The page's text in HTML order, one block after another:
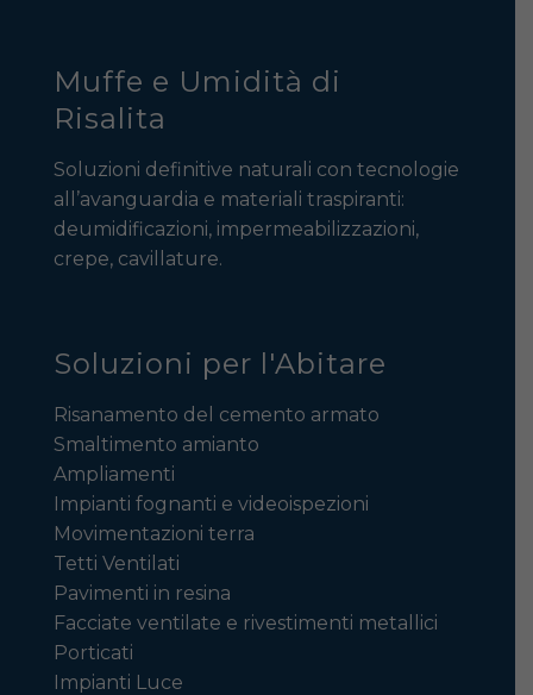
Muffe e Umidità di
Risalita
Soluzioni definitive naturali con tecnologie
all’avanguardia e materiali traspiranti:
deumidificazioni, impermeabilizzazioni,
crepe, cavillature.
Soluzioni per l'Abitare
Risanamento del cemento armato
Smaltimento amianto
Ampliamenti
Impianti fognanti e videoispezioni
Movimentazioni terra
Tetti Ventilati
Pavimenti in resina
Facciate ventilate e rivestimenti metallici
Porticati
Impianti Luce